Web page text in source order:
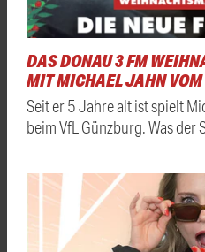
DAS DONAU 3 FM
MIT MICHAEL JAHN VOM
Seit er 5 Jahre alt ist spielt
beim VfL Günzburg. Was